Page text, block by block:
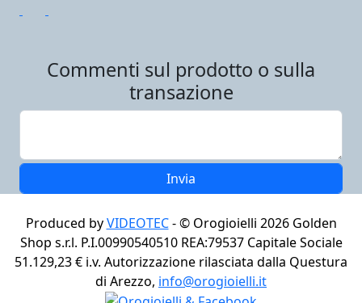
Commenti sul prodotto o sulla
transazione
Produced byVIDEOTEC - © Orogioielli 2026Golden
Shop s.r.l. P.I.00990540510 REA:79537 Capitale Sociale
51.129,23 € i.v. Autorizzazione rilasciata dalla Questura
di Arezzo, info@orogioielli.it